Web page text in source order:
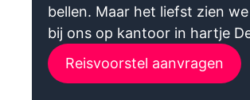
bellen. Maar het liefst zien
bij ons op kantoor in hartje
Reisvoorstel aanvragen